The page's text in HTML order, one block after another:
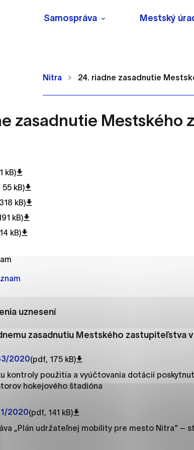
Samospráva Mestský
Nitra 24. riadne zasadnutie
zasadnutie Mestského
kB)
kB)
kB)
kB)
kB)
uznesení
zasadnutiu Mestského zastupiteľstva
2020(pdf, 175 kB)
kontroly použitia a vyúčtovania dotácií
hokejového štadióna
2020(pdf, 141 kB)
„Plán udržateľnej mobility pre mesto Nitra“ –
Používajú sa napríklad k tomu, aby si webový
Vaša voľba v tomto okne.
Vyberte úroveň cookies, ktorú chcete
Technické cookies
že umožňujú základné funkcie, ako je navigácia
Analytické cookies pomáhajú prevádzkovateľovi
možné ich spojiť s konkrétnou osobou.